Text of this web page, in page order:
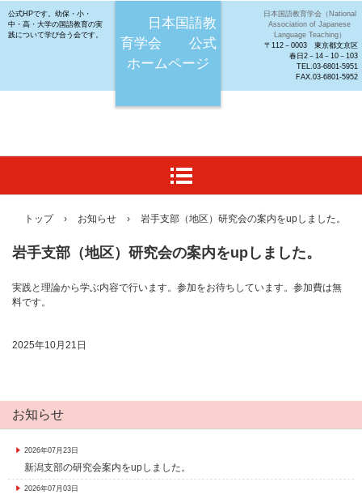
日本国語教
育学会 公式
ホームページ
公式HPです。幼保・小・
中・高・大学の国語教育の実
践について学び合う会です。
日本国語教育学会（National
Association of Japanese
Language Teaching）
〒112－0003 東京都文京区
春日2－14－10－103
TEL.03-6801-5951
FAX.03-6801-5952
トップ › お知らせ › 岩手支部（地区）研究会の案内をupしました。
岩手支部（地区）研究会の案内をupしました。
実践と理論から学ぶ内容で行います。参加をお待ちしています。参加費は無
料です。
2025年10月21日
お知らせ
2026年07月23日
新潟支部の研究会案内をupしました。
2026年07月03日